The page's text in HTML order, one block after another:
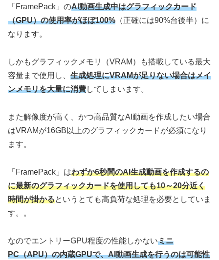
「FramePack」のAI動画生成中はグラフィックカード
（GPU）の使用率がほぼ100% （正確には90%台後半）に
なります。
しかもグラフィックメモリ（VRAM）も搭載している最大
容量まで使用し、 生成処理にVRAMが足りない場合はメイ
ンメモリを大量に消費してしまいます。
また解像度が高く、かつ高品質なAI動画を作成したい場合
はVRAMが16GB以上のグラフィックカードが必須になり
ます。
「FramePack」はわずか6秒間のAI生成動画を作成するの
に最新のグラフィックカードを使用しても10～20分近く
時間が掛かるというとても高負荷な処理を必要としていま
す。。
なのでエントリーGPU程度の性能しかないミニ
PC（APU）の内蔵GPUで、AI動画生成を行うのは可能性